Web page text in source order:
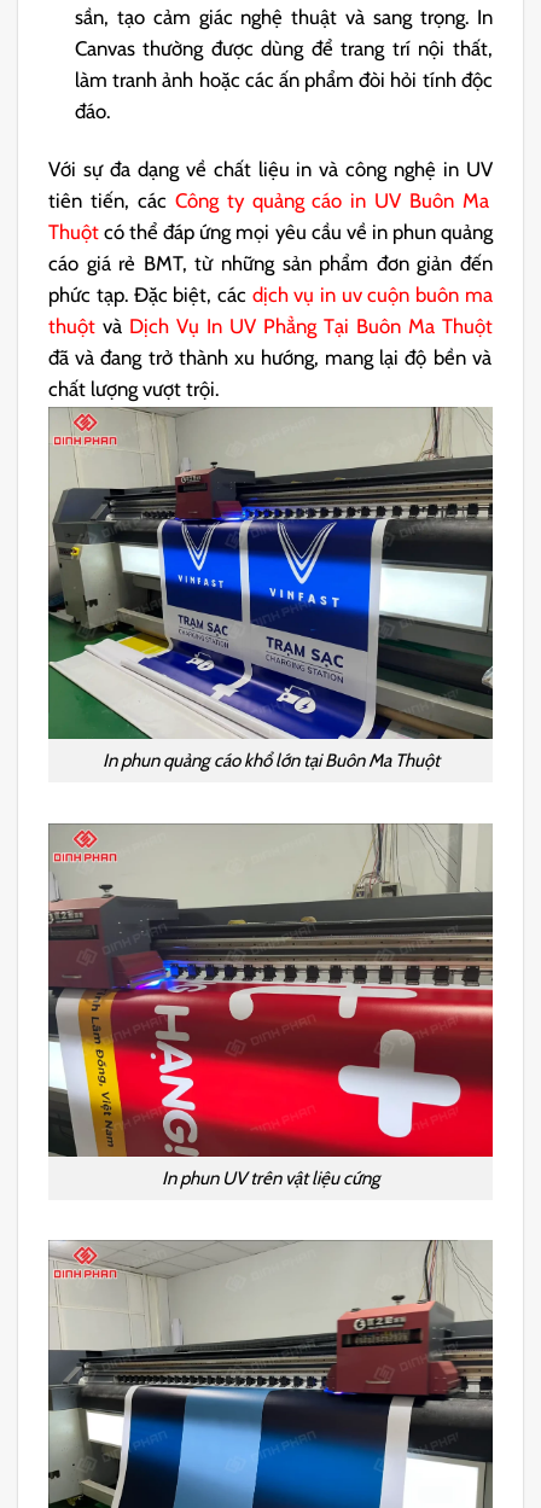
sần, tạo cảm giác nghệ thuật và sang trọng. In
Canvas thường được dùng để trang trí nội thất,
làm tranh ảnh hoặc các ấn phẩm đòi hỏi tính độc
đáo.
Với sự đa dạng về chất liệu in và công nghệ in UV
tiên tiến, các Công ty quảng cáo in UV Buôn Ma
Thuột có thể đáp ứng mọi yêu cầu về in phun quảng
cáo giá rẻ BMT, từ những sản phẩm đơn giản đến
phức tạp. Đặc biệt, các dịch vụ in uv cuộn buôn ma
thuột và Dịch Vụ In UV Phẳng Tại Buôn Ma Thuột
đã và đang trở thành xu hướng, mang lại độ bền và
chất lượng vượt trội.
In phun quảng cáo khổ lớn tại Buôn Ma Thuột
In phun UV trên vật liệu cứng